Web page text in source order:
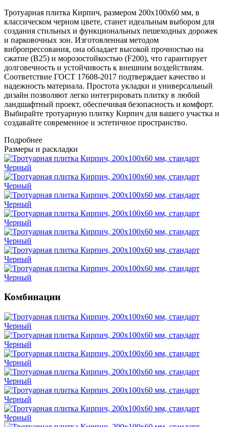
Тротуарная плитка Кирпич, размером 200х100х60 мм, в
классическом черном цвете, станет идеальным выбором для
создания стильных и функциональных пешеходных дорожек
и парковочных зон. Изготовленная методом
вибропрессования, она обладает высокой прочностью на
сжатие (B25) и морозостойкостью (F200), что гарантирует
долговечность и устойчивость к внешним воздействиям.
Соответствие ГОСТ 17608-2017 подтверждает качество и
надежность материала. Простота укладки и универсальный
дизайн позволяют легко интегрировать плитку в любой
ландшафтный проект, обеспечивая безопасность и комфорт.
Выбирайте тротуарную плитку Кирпич для вашего участка и
создавайте современное и эстетичное пространство.
Подробнее
Размеры и раскладки
Комбинации